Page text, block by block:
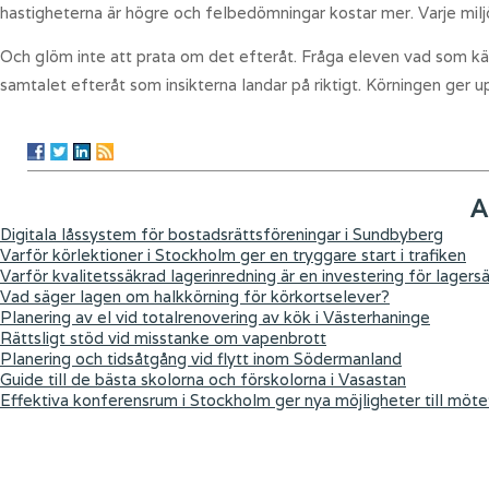
hastigheterna är högre och felbedömningar kostar mer. Varje
Och glöm inte att prata om det efteråt. Fråga eleven vad som
samtalet efteråt som insikterna landar på riktigt. Körningen ger
Digitala låssystem för bostadsrättsföreningar i Sundbyberg
Varför körlektioner i Stockholm ger en tryggare start i trafiken
Varför kvalitetssäkrad lagerinredning är en investering för
Vad säger lagen om halkkörning för körkortselever?
Planering av el vid totalrenovering av kök i Västerhaninge
Rättsligt stöd vid misstanke om vapenbrott
Planering och tidsåtgång vid flytt inom Södermanland
Guide till de bästa skolorna och förskolorna i Vasastan
Effektiva konferensrum i Stockholm ger nya möjligheter till